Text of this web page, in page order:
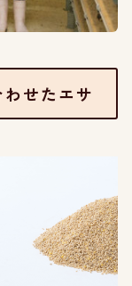
せたエサ